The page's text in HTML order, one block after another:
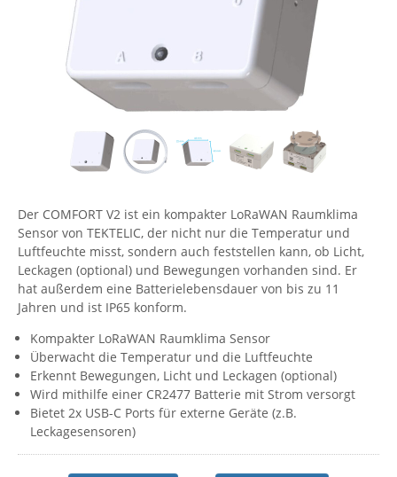
Energiemessung
Energieverteilung
IP, WLAN & GSM Sensorik
Datenlogger
IoT - Internet of Things
Remote I/O
IPC, Industrielle Netzwerktechnik & WLAN
Industrielle Netzwerktechnik / Kommunikation
Industrielle Computer
Wi-Fi - WLAN - Wireless
IT Netzwerktechnik / Kommunikation
Serverräume
RMA / Rücksendung / Support
Comet System
CompleTech
Contemporary Controls
Fokus Technologies
Gefen
Gude
Guntermann & Drunck
High Sec Labs
HW group
Icron
IEC Lock
Der COMFORT V2 ist ein kompakter LoRaWAN Raumklima
Sensor von TEKTELIC, der nicht nur die Temperatur und
Luftfeuchte misst, sondern auch feststellen kann, ob Licht,
Leckagen (optional) und Bewegungen vorhanden sind. Er
hat außerdem eine Batterielebensdauer von bis zu 11
Jahren und ist IP65 konform.
Kompakter LoRaWAN Raumklima Sensor
Überwacht die Temperatur und die Luftfeuchte
Erkennt Bewegungen, Licht und Leckagen (optional)
Wird mithilfe einer CR2477 Batterie mit Strom versorgt
Bietet 2x USB-C Ports für externe Geräte (z.B.
Leckagesensoren)